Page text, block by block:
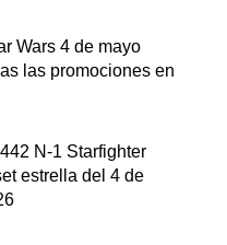
Wars 4 de mayo
las promociones en
N-1 Starfighter
estrella del 4 de